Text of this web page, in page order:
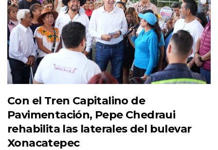
Con el Tren Capitalino de
Pavimentación, Pepe Chedraui
rehabilita las laterales del bulevar
Xonacatepec